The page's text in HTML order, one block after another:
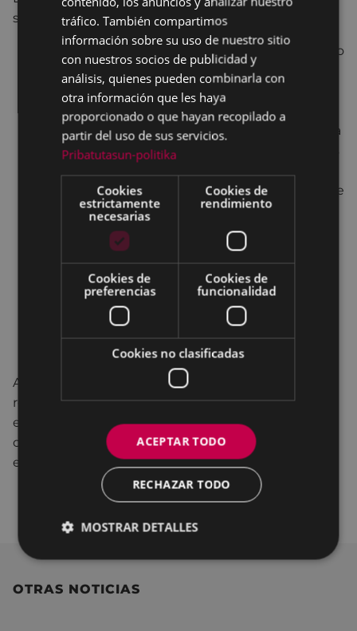
siguientes acciones:
Refuerzo de los programas de empoderamiento
dirigidos a las niñas y adolescentes sobre la
sexualidad, relaciones de pareja, amor
romántico, talleres de autodefensa feminista, …
Puesta en marcha de intervenciones dirigidas a
los niños y chicos para trabajar la afectividad, los
masculinidad, o las estrategias de superación de
roles sexistas y la paridad.
Elaboración de estrategias de prevención y
respuesta a la violencia digital, combatiendo
también estas nuevas formas de violencia
machista.
Reforzar procesos educativos con menores del
municipio a través del programa BELDUR
BARIK y otras iniciativas de impulso local.
Asimismo, desde el Ayuntamiento de Eibar, se
realiza un llamamiento a la ciudadanía para que
este 25 de noviembre se una a la movilización
convocada con motivo del Día internacional para la
eliminación de la violencia hacia las mujeres.
Programa del 25 de noviembre de 2023
OTRAS NOTICIAS
SPANISH
tráfico. También compartimos
información sobre su uso de nuestro sitio
con nuestros socios de publicidad y
análisis, quienes pueden combinarla con
otra información que les haya
proporcionado o que hayan recopilado a
partir del uso de sus servicios.
Pribatutasun-politika
Cookies
estrictamente
necesarias
Cookies de
rendimiento
Cookies de
preferencias
Cookies de
funcionalidad
Cookies no clasificadas
ACEPTAR TODO
RECHAZAR TODO
MOSTRAR DETALLES